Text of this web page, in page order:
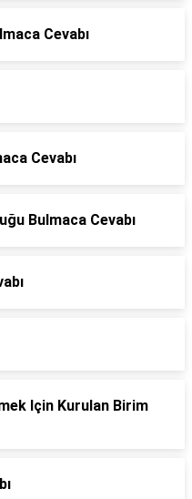
Cevabı
Cevabı
Bulmaca Cevabı
Için Kurulan Birim